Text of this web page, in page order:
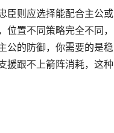
臣则应选择能配合主公或
置不同策略完全不同，
公的防御，你需要的是稳
援跟不上箭阵消耗，这种